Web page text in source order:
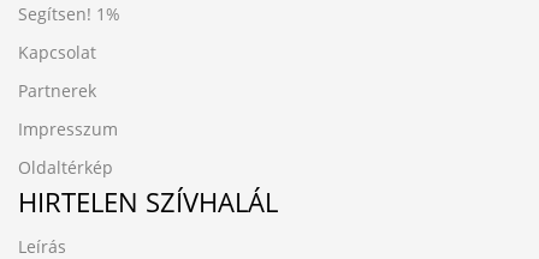
Segítsen! 1%
Kapcsolat
Partnerek
Impresszum
Oldaltérkép
HIRTELEN SZÍVHALÁL
Leírás